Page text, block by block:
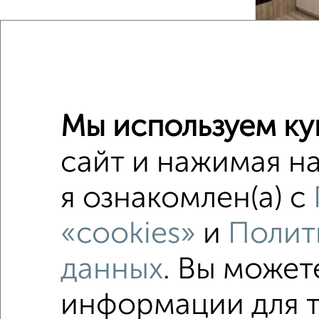
Поиск по
не
в
Мы используем
сайт и нажимая
я ознакомлен(а) с
«cookies» и
данных. Вы
информации для